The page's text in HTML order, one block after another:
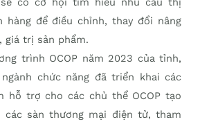
hàng để điều chỉnh, thay đổi nâng
giá trị sản phẩm.
trình OCOP năm 2023 của tỉnh,
chức năng đã triển khai các
hỗ trợ cho các chủ thể OCOP tạo
các sàn thương mại điện tử, tham